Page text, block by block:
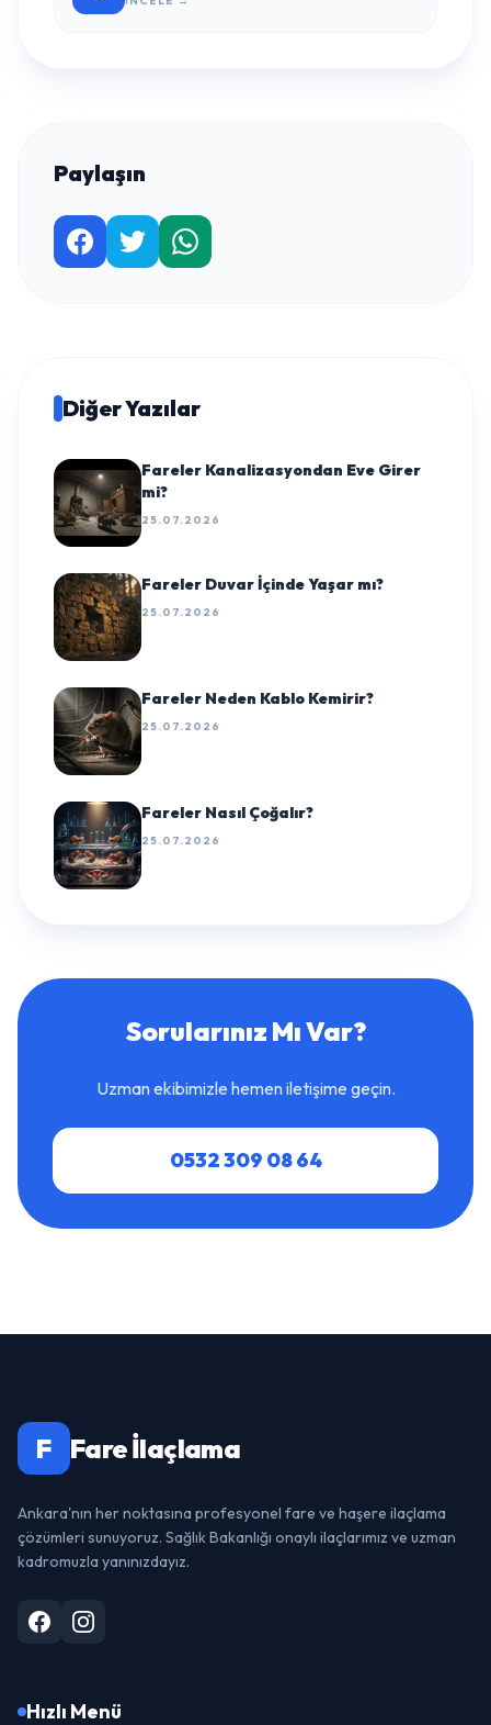
Paylaşın
Diğer Yazılar
Fareler Kanalizasyondan Eve Girer
mi?
25.07.2026
Fareler Duvar İçinde Yaşar mı?
25.07.2026
Fareler Neden Kablo Kemirir?
25.07.2026
Fareler Nasıl Çoğalır?
25.07.2026
Sorularınız Mı Var?
Uzman ekibimizle hemen iletişime geçin.
0532 309 08 64
F Fare İlaçlama
Ankara'nın her noktasına profesyonel fare ve haşere ilaçlama
çözümleri sunuyoruz. Sağlık Bakanlığı onaylı ilaçlarımız ve uzman
kadromuzla yanınızdayız.
Hızlı Menü